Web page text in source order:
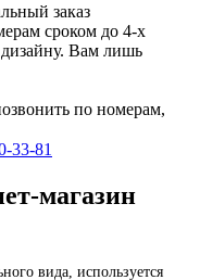
заказ
сроком до 4-х
Вам лишь
по номерам,
магазин
вида, используется